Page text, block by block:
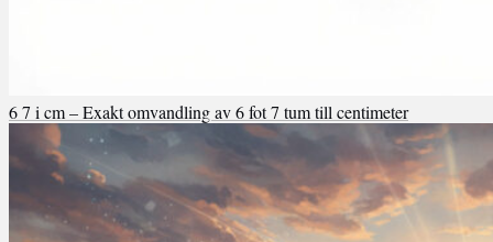
6 7 i cm – Exakt omvandling av 6 fot 7 tum till centimeter